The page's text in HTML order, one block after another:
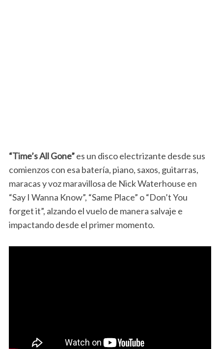
“Time’s All Gone”es un disco electrizante desde sus
comienzos con esa batería, piano, saxos, guitarras,
maracas y voz maravillosa de Nick Waterhouse en
“Say I Wanna Know”, “Same Place” o “Don’t You
forget it”, alzando el vuelo de manera salvaje e
impactando desde el primer momento.